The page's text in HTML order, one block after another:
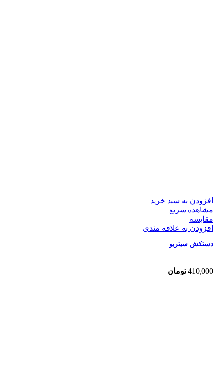
افزودن به سبد خرید
مشاهده سریع
مقایسه
افزودن به علاقه مندی
دستکش سیتریو
410,000 تومان